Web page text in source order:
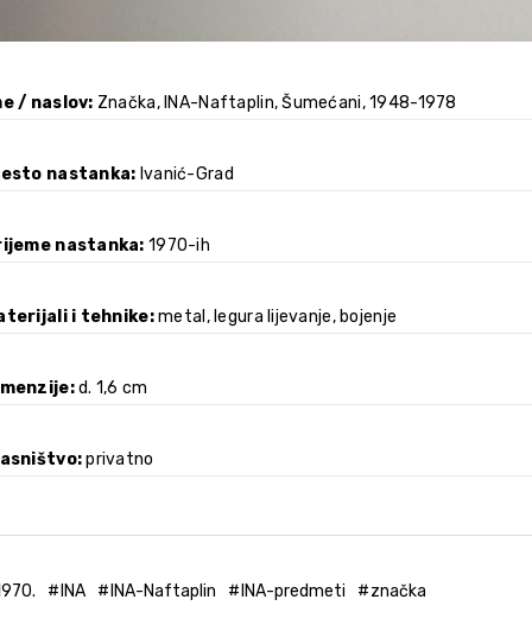
/ naslov Značka, INA-Naftaplin, Šumećani, 1948-1978
nastanka Ivanić-Grad
nastanka 1970-ih
i tehnike metal, legura lijevanje, bojenje
d. 1,6 cm
privatno
INA INA-Naftaplin INA-predmeti značka